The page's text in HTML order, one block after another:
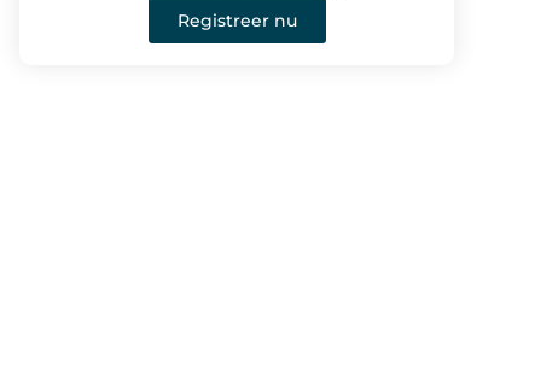
Registreer nu